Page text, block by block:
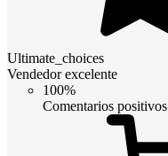
Ultimate_choices
Vendedor excelente
100%
Comentarios positivos